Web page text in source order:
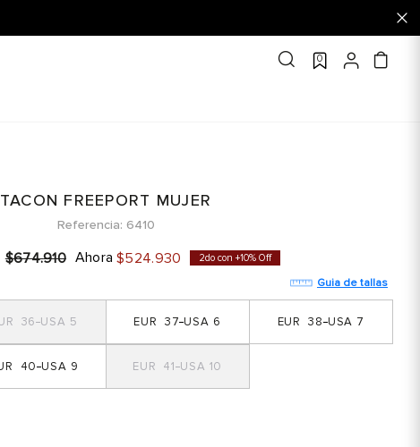
0
TACON FREEPORT MUJER
Referencia 6410
$674.910 Ahora $524.930 2do con +10% Off
Guia de tallas
5
36 6
37 7
38
9
40 10
41